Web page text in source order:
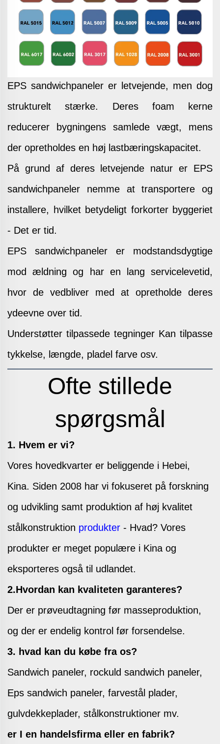
EPS sandwichpaneler er letvejende, men dog
strukturelt stærke. Deres foam kerne
reducerer bygningens samlede vægt, mens
der opretholdes en høj lastbæringskapacitet.
På grund af deres letvejende natur er EPS
sandwichpaneler nemme at transportere og
installere, hvilket betydeligt forkorter byggeriet
- Det er tid.
EPS sandwichpaneler er modstandsdygtige
mod ældning og har en lang servicelevetid,
hvor de vedbliver med at opretholde deres
ydeevne over tid.
Understøtter tilpassede tegninger Kan tilpasse
tykkelse, længde, pladel farve osv.
Ofte stillede
spørgsmål
1. Hvem er vi?
Vores hovedkvarter er beliggende i Hebei,
Kina. Siden 2008 har vi fokuseret på forskning
og udvikling samt produktion af høj kvalitet
stålkonstruktion produkter - Hvad? Vores
produkter er meget populære i Kina og
eksporteres også til udlandet.
2.Hvordan kan kvaliteten garanteres?
Der er prøveudtagning før masseproduktion,
og der er endelig kontrol før forsendelse.
3. hvad kan du købe fra os?
Sandwich paneler, rockuld sandwich paneler,
Eps sandwich paneler, farvestål plader,
gulvdekkeplader, stålkonstruktioner mv.
er I en handelsfirma eller en fabrik?